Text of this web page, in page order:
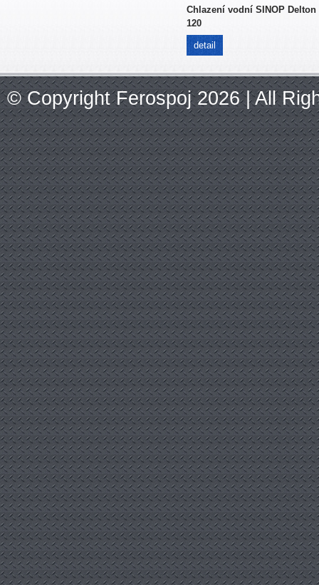
Chlazení vodní SINOP Delton
120
detail
© Copyright Ferospoj 2026 | All